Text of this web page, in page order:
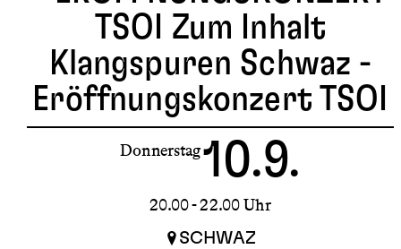
TSOI Zum Inhalt
Klangspuren Schwaz -
Eröffnungskonzert TSOI
Donnerstag10.9.
20.00 - 22.00 Uhr
SCHWAZ